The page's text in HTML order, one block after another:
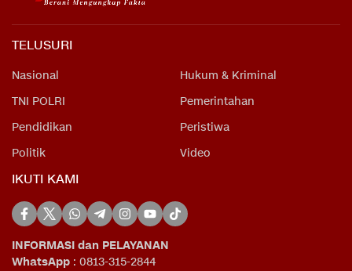
TELUSURI
Nasional
Hukum & Kriminal
TNI POLRI
Pemerintahan
Pendidikan
Peristiwa
Politik
Video
IKUTI KAMI
INFORMASI dan PELAYANAN
WhatsApp : 0813-315-2844